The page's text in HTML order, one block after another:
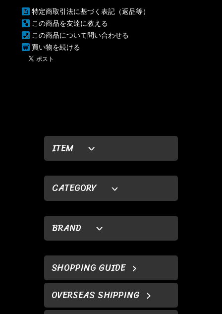
ITEM
CATEGORY
BRAND
SHOPPING GUIDE
OVERSEAS SHIPPING
特定商取引法に基づく表記（返品等）
この商品を友達に教える
この商品について問い合わせる
買い物を続ける